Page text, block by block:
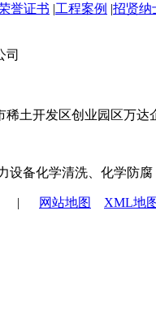
誉证书 |工程案例 |招贤纳
司
土开发区创业园区万达
备化学清洗、化学防
| 网站地图 XML地